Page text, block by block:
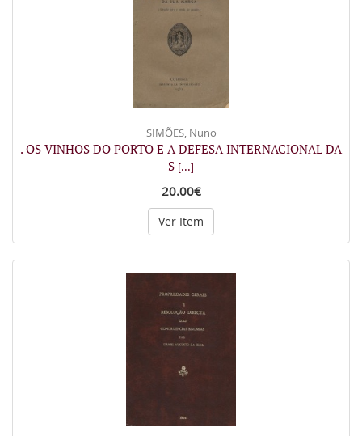
SIMÕES, Nuno
. OS VINHOS DO PORTO E A DEFESA INTERNACIONAL DA
S [...]
20.00€
Ver Item